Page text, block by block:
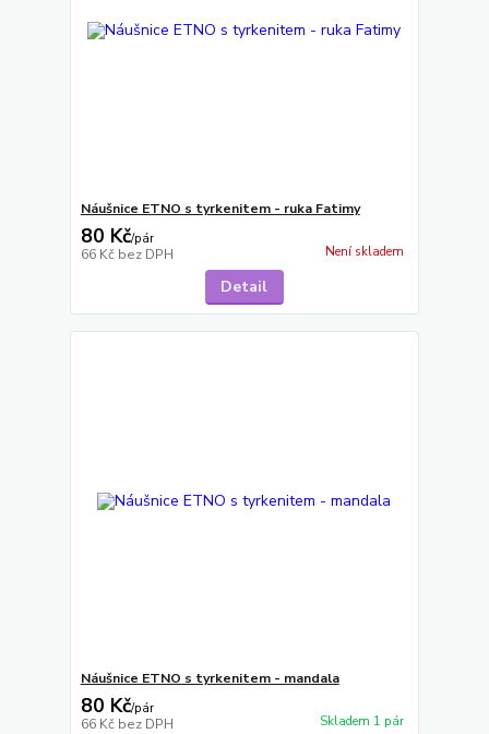
Náušnice ETNO s tyrkenitem - ruka Fatimy
80 Kč/pár
66 Kč bez DPH Není skladem
Detail
Náušnice ETNO s tyrkenitem - mandala
80 Kč/pár
66 Kč bez DPH Skladem 1 pár